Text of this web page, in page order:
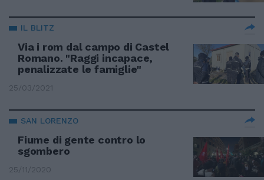
IL BLITZ
Via i rom dal campo di Castel
Romano. "Raggi incapace,
penalizzate le famiglie"
25/03/2021
SAN LORENZO
Fiume di gente contro lo
sgombero
25/11/2020